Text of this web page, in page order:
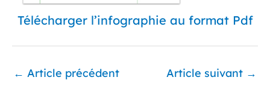
Télécharger l’infographie au format Pdf
← Article précédent Article suivant →